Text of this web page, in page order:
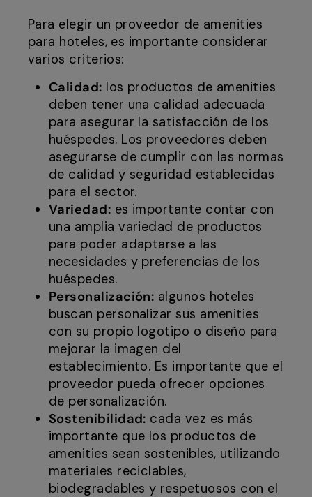
Para elegir un proveedor de amenities
para hoteles, es importante considerar
varios criterios:
Calidad: los productos de amenities
deben tener una calidad adecuada
para asegurar la satisfacción de los
huéspedes. Los proveedores deben
asegurarse de cumplir con las normas
de calidad y seguridad establecidas
para el sector.
Variedad: es importante contar con
una amplia variedad de productos
para poder adaptarse a las
necesidades y preferencias de los
huéspedes.
Personalización: algunos hoteles
buscan personalizar sus amenities
con su propio logotipo o diseño para
mejorar la imagen del
establecimiento. Es importante que el
proveedor pueda ofrecer opciones
de personalización.
Sostenibilidad: cada vez es más
importante que los productos de
amenities sean sostenibles, utilizando
materiales reciclables,
biodegradables y respetuosos con el